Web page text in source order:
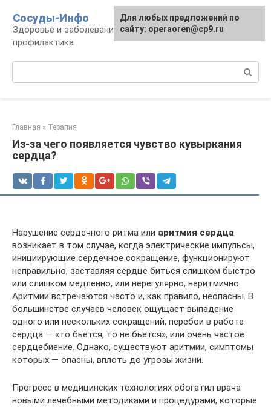
контенту
Сосуды-Инфо
Здоровье и заболевания сосудов и сердца,
профилактика
Главная » Терапия
Из-за чего появляется чувство кувыркания
сердца?
Нарушение сердечного ритма или аритмия сердца
возникает в том случае, когда электрические импульсы,
инициирующие сердечное сокращение, функционируют
неправильно, заставляя сердце биться слишком быстро
или слишком медленно, или нерегулярно, неритмично.
Аритмии встречаются часто и, как правило, неопасны. В
большинстве случаев человек ощущает выпадение
одного или нескольких сокращений, перебои в работе
сердца — «то бьется, то не бьется», или очень частое
сердцебиение. Однако, существуют аритмии, симптомы
которых — опасны, вплоть до угрозы жизни.
Прогресс в медицинских технологиях обогатил врача
новыми лечебными методиками и процедурами, которые
Для любых предложений по
сайту: operaoren@cp9.ru